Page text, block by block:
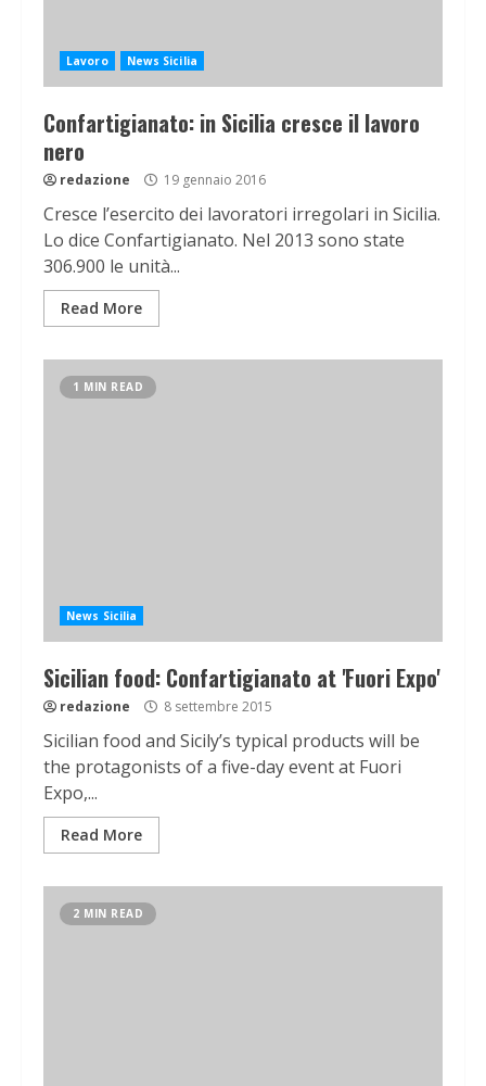
Lavoro News Sicilia
Confartigianato: in Sicilia cresce il lavoro
nero
redazione 19 gennaio 2016
Cresce l’esercito dei lavoratori irregolari in Sicilia.
Lo dice Confartigianato. Nel 2013 sono state
306.900 le unità...
Read More
1 MIN READ
News Sicilia
Sicilian food: Confartigianato at 'Fuori Expo'
redazione 8 settembre 2015
Sicilian food and Sicily’s typical products will be
the protagonists of a five-day event at Fuori
Expo,...
Read More
2 MIN READ